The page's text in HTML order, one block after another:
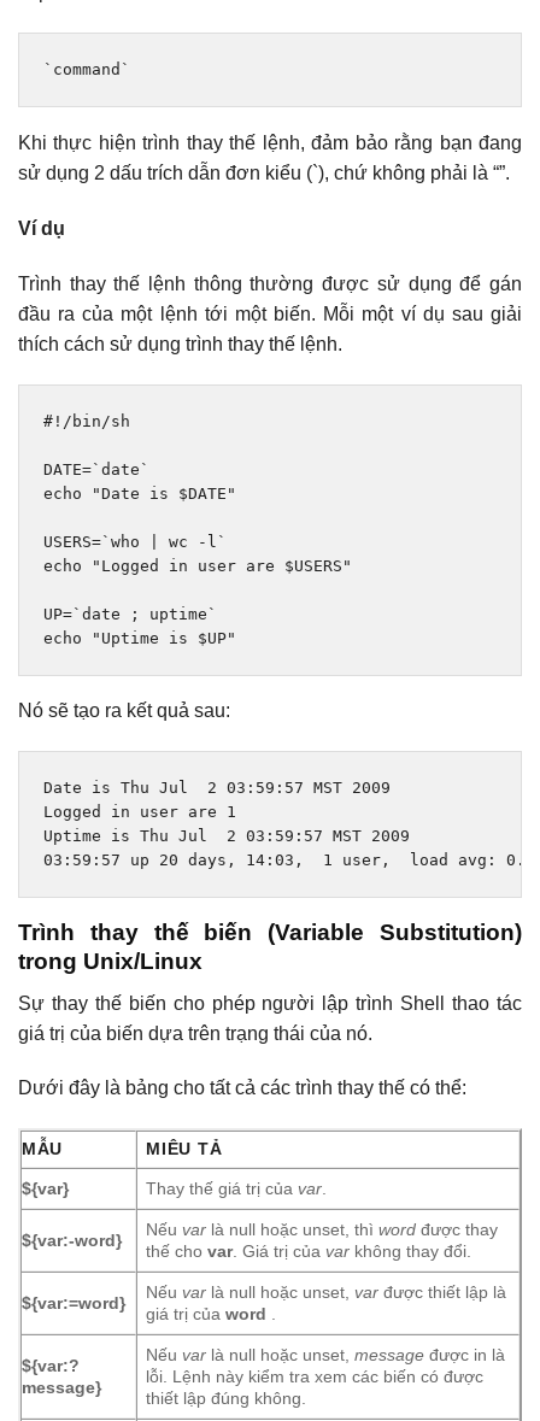
`command`
Khi thực hiện trình thay thế lệnh, đảm bảo rằng bạn đang
sử dụng 2 dấu trích dẫn đơn kiểu (`), chứ không phải là “”.
Ví dụ
Trình thay thế lệnh thông thường được sử dụng để gán
đầu ra của một lệnh tới một biến. Mỗi một ví dụ sau giải
thích cách sử dụng trình thay thế lệnh.
#!/bin/sh
DATE=`date`
echo
"Date is $DATE"
USERS=`who | wc -l`
echo
"Logged in user are $USERS"
UP=`date ; uptime`
echo
"Uptime is $UP"
Nó sẽ tạo ra kết quả sau:
Date is Thu Jul 2 03 : 59 : 57 MST 2009
Logged
in user are 1
Uptime
is Thu Jul 2 03 : 59 : 57 MST 2009
03 : 59 : 57 up 20 days , 14 : 03 , 1 user ,
  load avg
:
Trình thay thế biến (Variable Substitution)
trong Unix/Linux
Sự thay thế biến cho phép người lập trình Shell thao tác
giá trị của biến dựa trên trạng thái của nó.
Dưới đây là bảng cho tất cả các trình thay thế có thể:
MẪU MIÊU TẢ
${var} Thay thế giá trị của var.
${var:-word}
Nếu var là null hoặc unset, thìword được thay
thế chovar. Giá trị của var không thay đổi.
${var:=word}
Nếu var là null hoặc unset, var được thiết lập là
giá trị củaword .
${var:?
message}
Nếu var là null hoặc unset,message được in là
lỗi. Lệnh này kiểm tra xem các biến có được
thiết lập đúng không.